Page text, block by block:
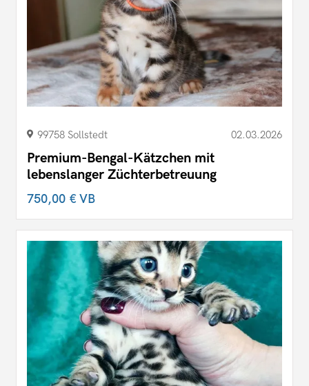
99758 Sollstedt 02.03.2026
Premium-Bengal-Kätzchen mit
lebenslanger Züchterbetreuung
750,00 €VB